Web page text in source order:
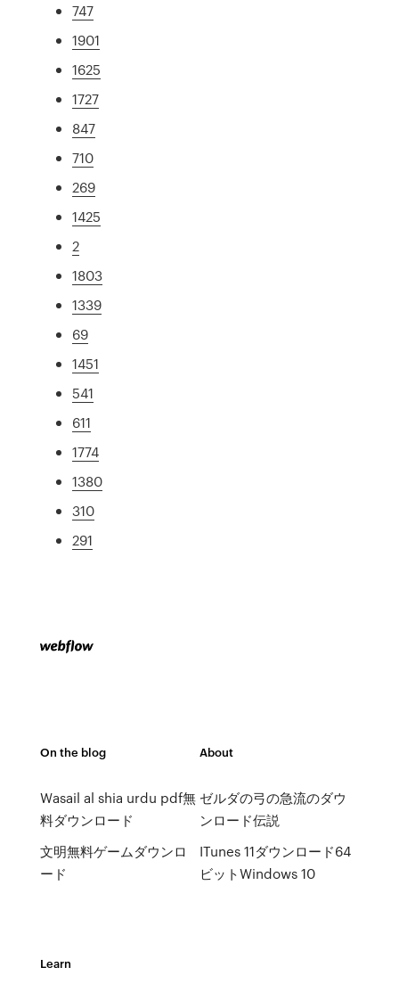
747
1901
1625
1727
847
710
269
1425
2
1803
1339
69
1451
541
611
1774
1380
310
291
On the blog
Wasail al shia urdu pdf無
料ダウンロード
文明無料ゲームダウンロ
ード
About
ゼルダの弓の急流のダウ
ンロード伝説
ITunes 11ダウンロード64
ビットWindows 10
Learn